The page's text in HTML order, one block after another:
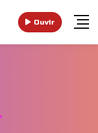
Ouvir